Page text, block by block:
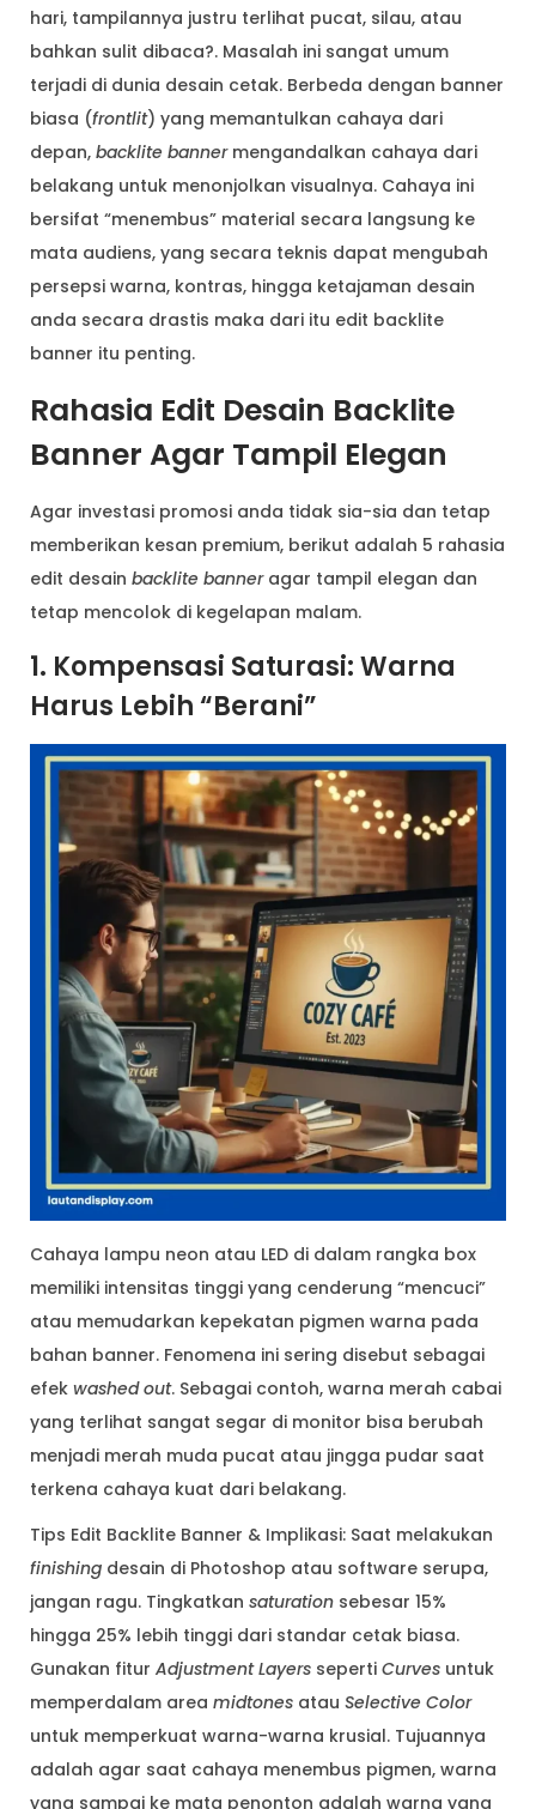
hari, tampilannya justru terlihat pucat, silau, atau
bahkan sulit dibaca?. Masalah ini sangat umum
terjadi di dunia desain cetak. Berbeda dengan banner
biasa (frontlit) yang memantulkan cahaya dari
depan, backlite bannermengandalkan cahaya dari
belakang untuk menonjolkan visualnya. Cahaya ini
bersifat “menembus” material secara langsung ke
mata audiens, yang secara teknis dapat mengubah
persepsi warna, kontras, hingga ketajaman desain
anda secara drastis maka dari itu edit backlite
banner itu penting.
Rahasia Edit Desain Backlite
Banner Agar Tampil Elegan
Agar investasi promosi anda tidak sia-sia dan tetap
memberikan kesan premium, berikut adalah 5 rahasia
edit desain backlite banneragar tampil elegan dan
tetap mencolok di kegelapan malam.
1. Kompensasi Saturasi: Warna
Harus Lebih “Berani”
Cahaya lampu neon atau LED di dalam rangka box
memiliki intensitas tinggi yang cenderung “mencuci”
atau memudarkan kepekatan pigmen warna pada
bahan banner. Fenomena ini sering disebut sebagai
efek washed out. Sebagai contoh, warna merah cabai
yang terlihat sangat segar di monitor bisa berubah
menjadi merah muda pucat atau jingga pudar saat
terkena cahaya kuat dari belakang.
Tips Edit Backlite Banner & Implikasi: Saat melakukan
finishing desain di Photoshop atau software serupa,
jangan ragu. Tingkatkan saturation sebesar 15%
hingga 25% lebih tinggi dari standar cetak biasa.
Gunakan fitur Adjustment Layers seperti Curves untuk
memperdalam area midtones atau Selective Color
untuk memperkuat warna-warna krusial. Tujuannya
adalah agar saat cahaya menembus pigmen, warna
yang sampai ke mata penonton adalah warna yang